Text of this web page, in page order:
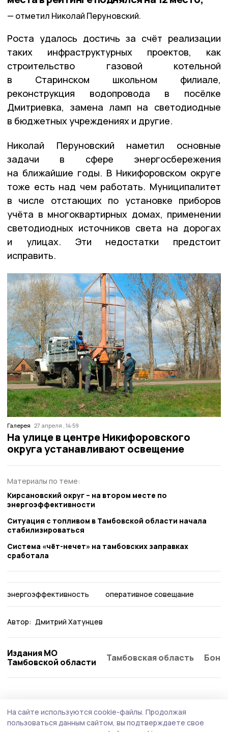
отметил Николай Перуновский.
Роста удалось достичь за счёт реализации
таких инфраструктурных проектов, как
строительство газовой котельной
в Старинском школьном филиале,
реконструкция водопровода в посёлке
Дмитриевка, замена ламп на светодиодные
в бюджетных учреждениях и другие.
Николай Перуновский наметил основные
задачи в сфере энергосбережения
на ближайшие годы. В Никифоровском округе
тоже есть над чем работать. Муниципалитет
в числе отстающих по установке приборов
учёта в многоквартирных домах, применении
светодиодных источников света на дорогах
и улицах. Эти недостатки предстоит
исправить.
Галерея 27 апреля , 14:59
На улице в центре Никифоровского
округа устанавливают освещение
Материалы по теме:
Кирсановский округ – на втором месте по
энергоэффективности
Ситуация с топливом в Тамбовской области начала
стабилизироваться
Система «чёт-нечет» на тамбовских заправках
сработала
энергоэффективность оперативное совещание
Автор: Дмитрий Хатунцев
Издания МО
Тамбовской области
Тамбовская область
На сайте используются cookie-файлы. Продолжая
пользоваться данным сайтом, вы подтверждаете свое